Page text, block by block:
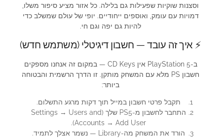
וסצנות שוקיות שפעילות גם בלילה. כל אזור מציע סיפור משלו,
דמויות עם עומק, ואוספים ייחודיים. יופי של עולם שמשלב כדי
להיות גם יפה וגם חי.
⚡ איך זה עובד — חשבון דיגיטלי (משתמש חדש)
ב-PlayStation 5 אין CD Keys — במקום זה אנחנו מספקים
חשבון PS מלא עם המשחק מותקן. זו הדרך הרשמית והבטוחה
ביותר:
תקבל פרטי חשבון במייל תוך דקות מרגע התשלום.
התחבר לחשבון מ-PS5 שלך (Settings → Users and
Accounts → Add User).
הורד את המשחק מה-Library — נשמר אצלך לתמיד.